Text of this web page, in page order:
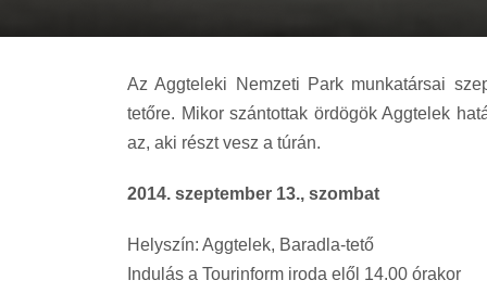
Az Aggteleki Nemzeti Park munkatársai
tetőre. Mikor szántottak ördögök Aggtelek
az, aki részt vesz a túrán.
2014. szeptember 13., szombat
Helyszín: Aggtelek, Baradla-tető
Indulás a Tourinform iroda elől 14.00 órakor